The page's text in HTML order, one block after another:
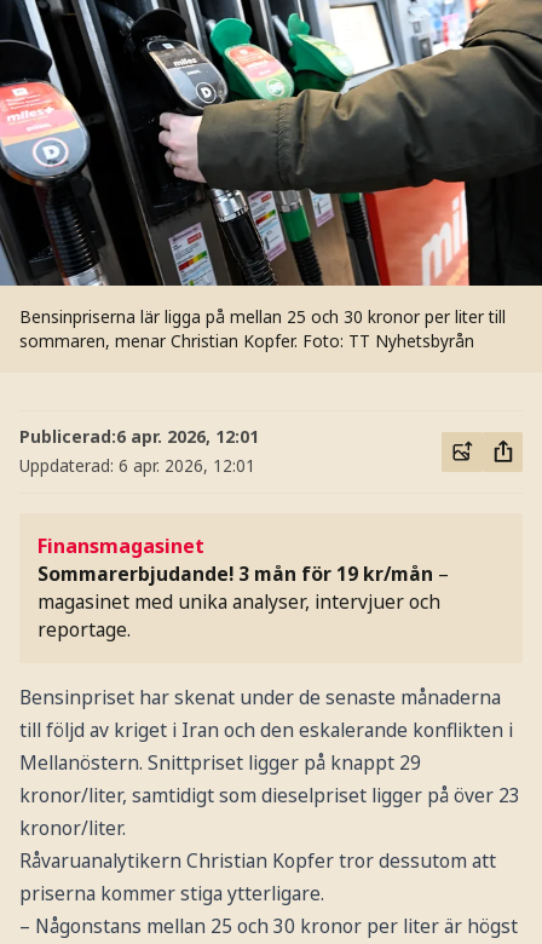
Bensinpriserna lär ligga på mellan 25 och 30 kronor per liter till
sommaren, menar Christian Kopfer. Foto: TT Nyhetsbyrån
Publicerad:6 apr. 2026, 12:01
Uppdaterad: 6 apr. 2026, 12:01
Finansmagasinet
Sommarerbjudande! 3 mån för 19 kr/mån –
magasinet med unika analyser, intervjuer och
reportage.
Bensinpriset har skenat under de senaste månaderna
till följd av kriget i Iran och den eskalerande konflikten i
Mellanöstern. Snittpriset ligger på knappt 29
kronor/liter, samtidigt som dieselpriset ligger på över 23
kronor/liter.
Råvaruanalytikern Christian Kopfer tror dessutom att
priserna kommer stiga ytterligare.
– Någonstans mellan 25 och 30 kronor per liter är högst